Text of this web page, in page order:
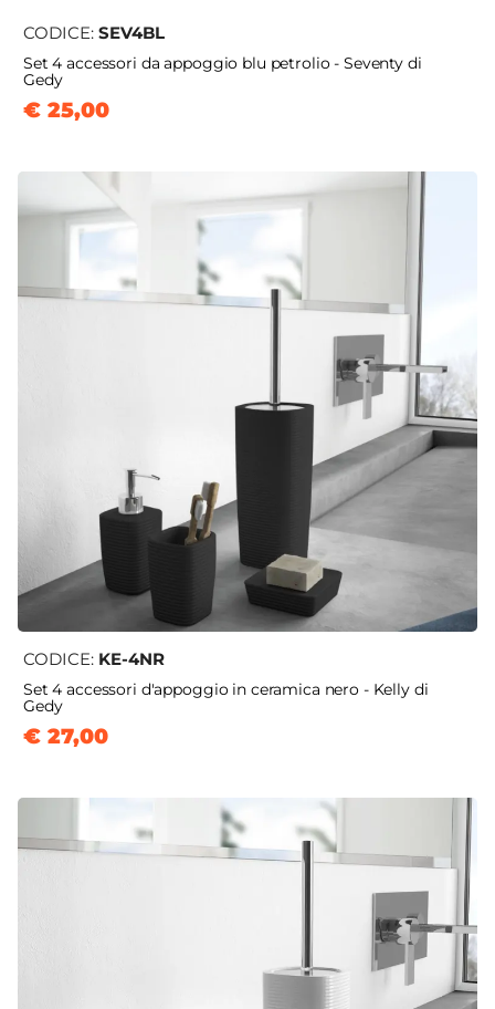
CODICE: SEV4BL
Set 4 accessori da appoggio blu petrolio - Seventy di
Gedy
€ 25,00
CODICE: KE-4NR
Set 4 accessori d'appoggio in ceramica nero - Kelly di
Gedy
€ 27,00